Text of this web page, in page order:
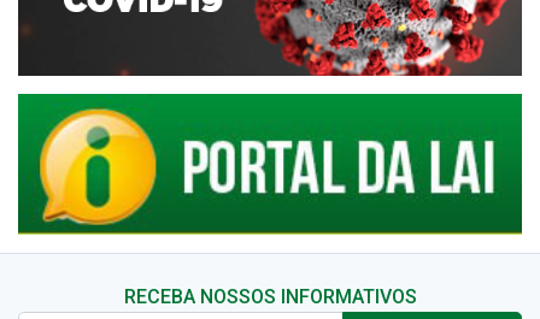
RECEBA NOSSOS INFORMATIVOS